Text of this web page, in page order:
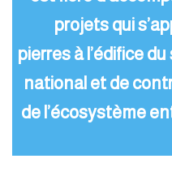
projets qui
pierres à l’édifice
national et de
de l’écosystème